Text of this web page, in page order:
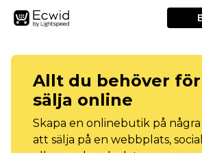
Allt du behöver
sälja online
Skapa en onlinebutik på
att sälja på en webbplats,